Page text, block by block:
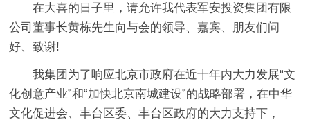
在大喜的日子里，请允许我代表军安投资集团有限
公司董事长黄栋先生向与会的领导、嘉宾、朋友们问
好、致谢!
我集团为了响应北京市政府在近十年内大力发展“文
化创意产业”和“加快北京南城建设”的战略部署，在中华
文化促进会、丰台区委、丰台区政府的大力支持下，